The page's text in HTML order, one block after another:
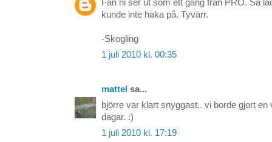
Fan ni ser ut som ett gäng från PRO. Så
kunde inte haka på. Tyvärr.
-Skogling
1 juli 2010 kl. 00:35
mattel sa...
björre var klart snyggast.. vi borde gjort
dagar. :)
1 juli 2010 kl. 17:19